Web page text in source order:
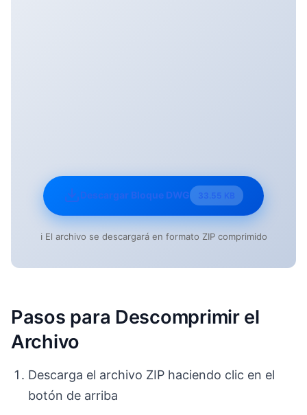
Descargar Bloque DWG 33.55 KB
ℹ️ El archivo se descargará en formato ZIP comprimido
Pasos para Descomprimir el
Archivo
Descarga el archivo ZIP haciendo clic en el
botón de arriba